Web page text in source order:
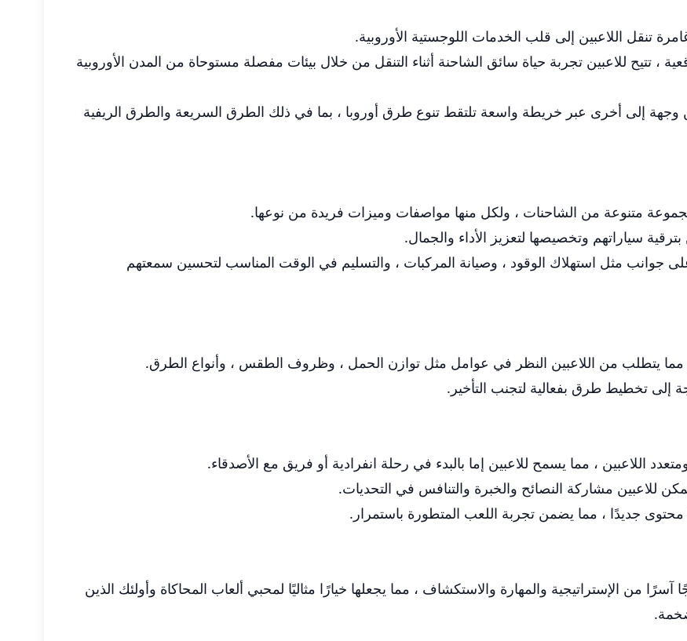
، تتيح للاعبين تجربة حياة سائق الشاحنة أثناء التنقل من خلال بيئات مفصلة مستوحاة من المدن الأوروبية
وجهة إلى أخرى عبر خريطة واسعة تلتقط تنوع طرق أوروبا ، بما في ذلك الطرق السريعة والطرق الريفية
متنوعة من الشاحنات ، ولكل منها مواصفات وميزات فريدة من نوعها.
سياراتهم وتخصيصها لتعزيز الأداء والجمال.
جوانب مثل استهلاك الوقود ، وصيانة المركبات ، والتسليم في الوقت المناسب لتحسين سمعتهم
، مما يتطلب من اللاعبين النظر في عوامل مثل توازن الحمل ، وظروف الطقس ، وأنواع الطرق.
إلى تخطيط طرق بفعالية لتجنب التأخير.
للاعبين مشاركة النصائح والخبرة والتنافس في التحديات.
جديدًا ، مما يضمن تجربة اللعب المتطورة باستمرار.
، يقدم سائقي الشاحنات من أوروبا 3 مزيجًا آسرًا من الإستراتيجية والمهارة والاستكشاف ، مما يجعلها خيارًا مثاليًا لمحبي ألعاب المحاكاة وأولئك الذين